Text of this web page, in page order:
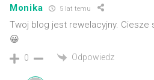
Monika 5 lat temu
Twoj blog jest rewelacyjny. Ciesze
😀
0 Odpowiedz